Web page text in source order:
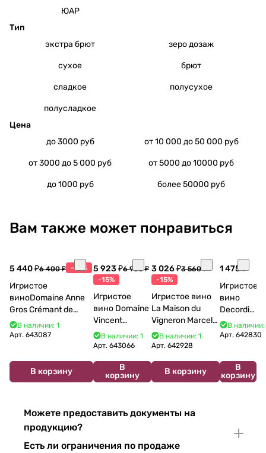
ЮАР
Тип
экстра брют
зеро дозаж
сухое брют
сладкое полусухое
полусладкое
Цена
до 3000 руб
от 10 000 до 50 000 руб
от 3000 до 5 000 руб от 5000 до 10000 руб
до 1000 руб более 50000 руб
Вам также может понравиться
5 440 ₽6 400 ₽ -15%
Игристое
виноDomaine Anne
Gros Crémant de
Bourgogne La Fun en
Bulles Chardonnay et
В наличии: 1
Арт. 643087
В корзину
5 923 ₽6 968 ₽
-15%
Игристое
вино Domaine
Vincent
Bouzereau
Crémant de
В наличии: 1
Арт. 643066
В
корзину
3 026 ₽3 560 ₽
-15%
Игристое вино
La Maison du
Vigneron Marcel
Cabelier Cremant
du Jura
В наличии: 1
Арт.642928
В корзину
1 475 ₽
Игристое
вино
Decordi
Costa Blu
Brut 750
В наличии:
Арт. 642830
В
корзину
Можете предоставить документы на
продукцию?
Есть ли ограничения по продаже